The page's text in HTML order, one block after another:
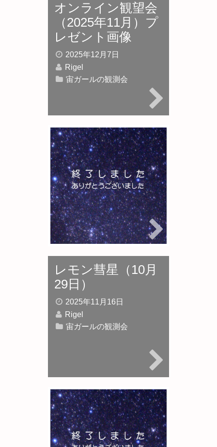
オンライン観望会
（2025年11月）プ
レゼント画像
2025年12月7日
Rigel
宙ガールの観測会
宙ガールの観測
会 第96夜・ふた
ご座流星群をねら
え！参加者募集中
2025年11月29日
Rigel
宙ガールの観測会
レモン彗星（10月
29日）
2025年11月16日
Rigel
宙ガールの観測会
宙ガールの観測
会 第95夜・アン
ドロメダ銀河をね
らえ！参加者募集